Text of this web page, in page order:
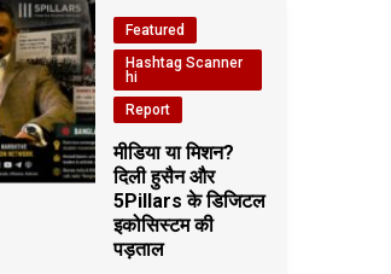
Featured
Hashtag Scanner
hi
Report
मीडिया या मिशन?
दिली हुसैन और
5Pillars के डिजिटल
इकोसिस्टम की
पड़ताल